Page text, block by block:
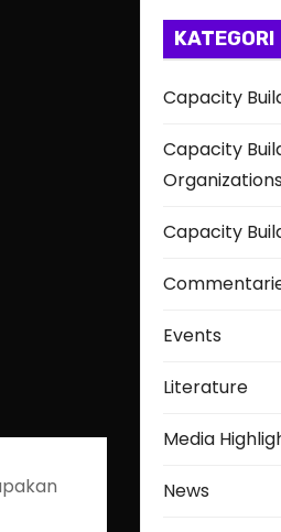
KATEGORI
Capacity
Capacity
Organizations
Capacity
Events
Literature
Media
News